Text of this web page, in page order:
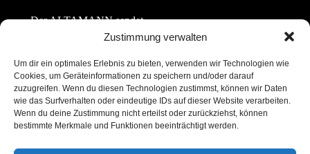
Zustimmung verwalten
Um dir ein optimales Erlebnis zu bieten, verwenden wir Technologien wie
Cookies, um Geräteinformationen zu speichern und/oder darauf
zuzugreifen. Wenn du diesen Technologien zustimmst, können wir Daten
wie das Surfverhalten oder eindeutige IDs auf dieser Website verarbeiten.
Wenn du deine Zustimmung nicht erteilst oder zurückziehst, können
bestimmte Merkmale und Funktionen beeinträchtigt werden.
Der ALTAMANN sendet
keinen Spam! Er gibt
weiter. Erfahre mehr in
unserer
Datenschutzerklärung.